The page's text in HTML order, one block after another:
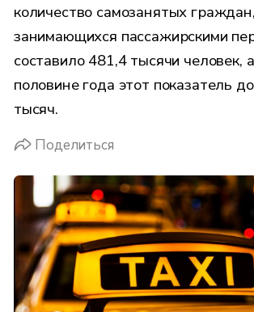
количество самозанятых граждан,
занимающихся пассажирскими
составило 481,4 тысячи человек,
половине года этот показатель
тысяч.
Поделиться